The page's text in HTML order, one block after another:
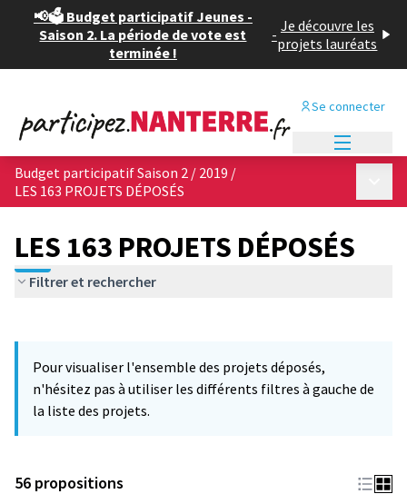
📢🗳️ Budget participatif Jeunes -
Saison 2. La période de vote est
terminée !
- Je découvre les
projets lauréats
Se connecter
Budget participatif Saison 2 / 2019 /
LES 163 PROJETS DÉPOSÉS
LES 163 PROJETS DÉPOSÉS
Filtrer et rechercher
−
Pour visualiser l'ensemble des projets déposés,
n'hésitez pas à utiliser les différents filtres à gauche de
la liste des projets.
56 propositions